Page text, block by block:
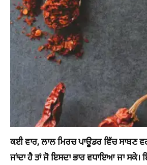
ਕਈ ਵਾਰ, ਲਾਲ ਮਿਰਚ ਪਾਊਡਰ ਵਿੱਚ ਸਾਬਣ
ਜਾਂਦਾ ਹੈ ਤਾਂ ਜੋ ਇਸਦਾ ਭਾਰ ਵਧਾਇਆ ਜਾ ਸਕੇ।